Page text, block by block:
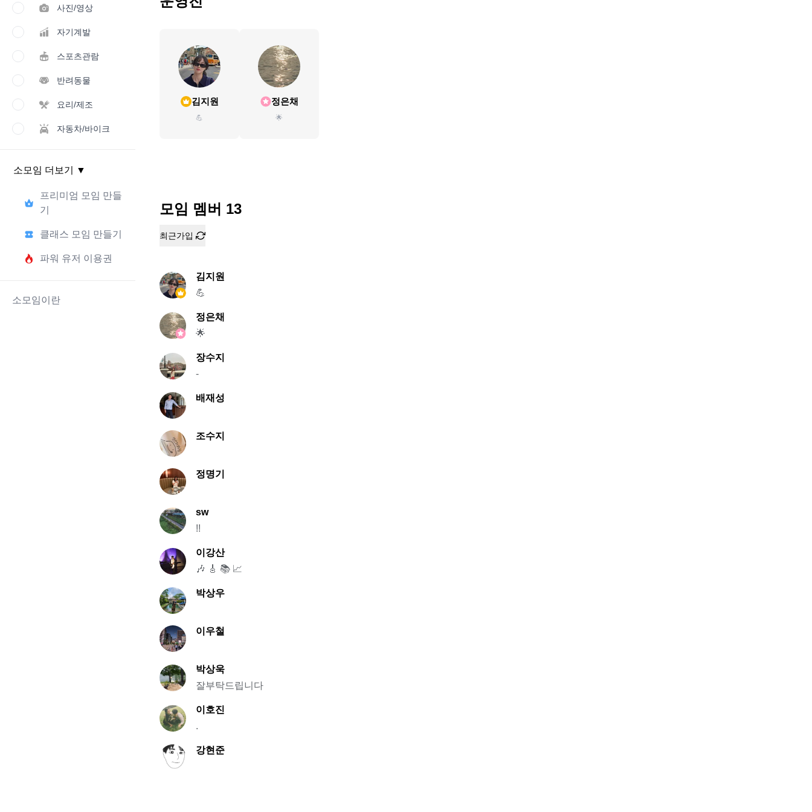
사진/영상
자기계발
스포츠관람
반려동물
요리/제조
자동차/바이크
소모임 더보기 ▼
프리미엄 모임 만들
기
클래스 모임 만들기
파워 유저 이용권
소모임이란
김지원
💪
정은채
🌟
모임 멤버 13
최근가입
김지원
💪
정은채
🌟
장수지
-
배재성
조수지
정명기
sw
!!
이강산
🎶 🎸 📚 📈
박상우
이우철
박상욱
잘부탁드립니다
이호진
.
강현준